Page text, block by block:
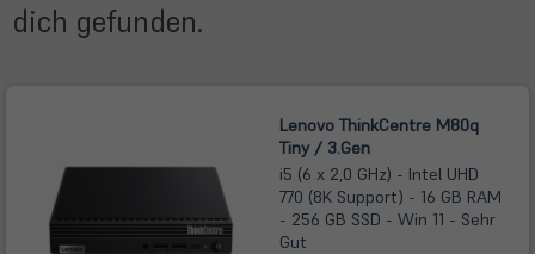
dich gefunden.
Lenovo ThinkCentre M80q
Tiny / 3.Gen
i5 (6 x 2,0 GHz) - Intel UHD
770 (8K Support) - 16 GB RAM
- 256 GB SSD - Win 11 - Sehr
Gut